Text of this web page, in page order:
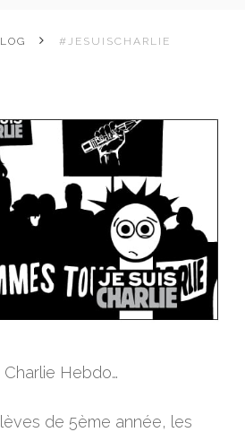
#JESUISCHARLIE
Hebdo…
de 5ème année, les